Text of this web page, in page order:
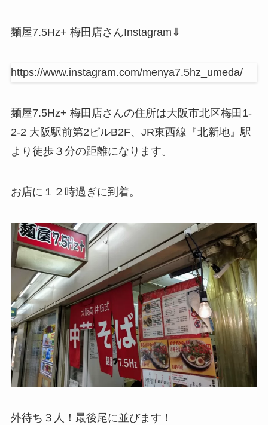
麺屋7.5Hz+ 梅田店さんInstagram⇓
https://www.instagram.com/menya7.5hz_umeda/
麺屋7.5Hz+ 梅田店さんの住所は大阪市北区梅田1-
2-2 大阪駅前第2ビルB2F、JR東西線『北新地』駅
より徒歩３分の距離になります。
お店に１２時過ぎに到着。
外待ち３人！最後尾に並びます！